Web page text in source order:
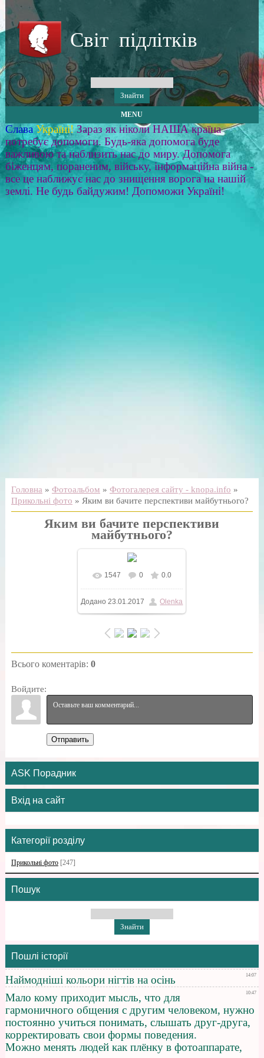
Світ підлітків
MENU
Слава Україні! Зараз як ніколи НАША країна
потребує допомоги. Будь-яка допомога буде
важливою та наблизить нас до миру. Допомога
біженцям, пораненим, війську, інформаційна війна -
все це наближує нас до знищення ворога на нашій
землі. Не будь байдужим! Допоможи Україні!
Головна » Фотоальбом » Фотогалерея сайту - knopa.info »
Прикольні фото » Яким ви бачите перспективи майбутнього?
Яким ви бачите перспективи
майбутнього?
У реальному розмірі
960x554/ 82.5Kb
1547 0 0.0
Додано 23.01.2017 Olenka
Всього коментарів: 0
Войдите:
Отправить
ASK Порадник
Вхід на сайт
Категорії розділу
Прикольні фото [247]
Пошук
Пошлі історії